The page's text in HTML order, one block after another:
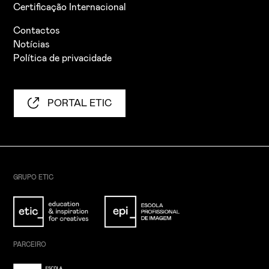
Certificação Internacional
Contactos
Notícias
Política de privacidade
PORTAL ETIC
GRUPO ETIC
PARCEIRO